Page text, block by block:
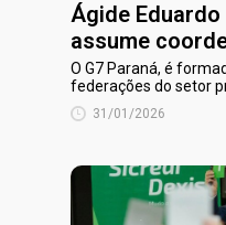
Ágide
assume
O G7 Paraná, é
federações do setor
31/01/2026